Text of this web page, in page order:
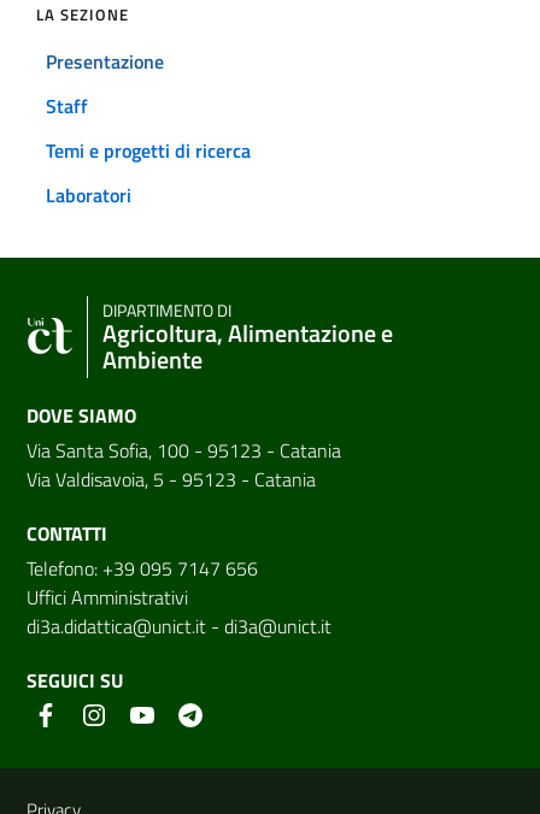
LA SEZIONE
Presentazione
Staff
Temi e progetti di ricerca
Laboratori
DIPARTIMENTO DI
Agricoltura, Alimentazione e
Ambiente
DOVE SIAMO
Via Santa Sofia, 100 - 95123 - Catania
Via Valdisavoia, 5 - 95123 - Catania
CONTATTI
Telefono: +39 095 7147 656
Uffici Amministrativi
di3a.didattica@unict.it - di3a@unict.it
SEGUICI SU
Link e informazioni utili